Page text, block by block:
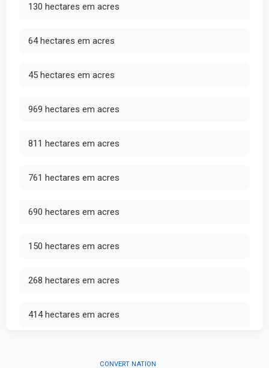
130 hectares em acres
64 hectares em acres
45 hectares em acres
969 hectares em acres
811 hectares em acres
761 hectares em acres
690 hectares em acres
150 hectares em acres
268 hectares em acres
414 hectares em acres
CONVERT NATION